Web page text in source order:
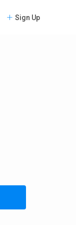
Sign Up